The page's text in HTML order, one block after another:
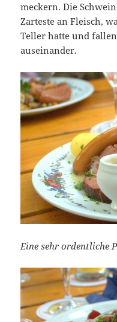
meckern. Die
Zarteste an Fleisch,
Teller hatte und
auseinander.
Eine sehr ordentliche